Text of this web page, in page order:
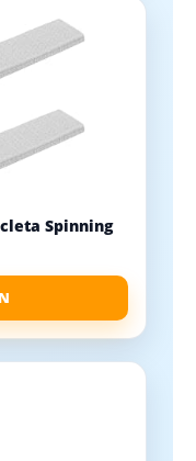
Spinning